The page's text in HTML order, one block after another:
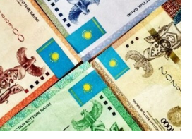
kl
ss
ni
ki
a
m
а
в
и
т
ь